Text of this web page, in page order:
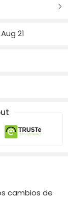
21
cambios de